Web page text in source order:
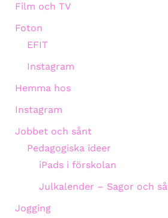
Film och TV
Foton
EFIT
Instagram
Hemma hos
Instagram
Jobbet och sånt
Pedagogiska ideer
iPads i förskolan
Julkalender – Sagor och
Jogging